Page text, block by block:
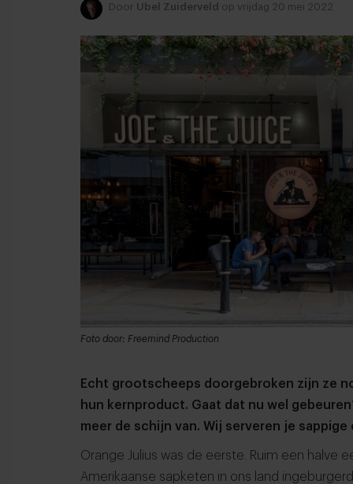
Door Ubel Zuiderveld op vrijdag 20 mei 2022
Foto door: Freemind Production
Echt grootscheeps doorgebroken zijn ze
hun kernproduct. Gaat dat nu wel
meer de schijn van. Wij serveren je
Orange Julius was de eerste. Ruim een halve
Amerikaanse sapketen in ons land